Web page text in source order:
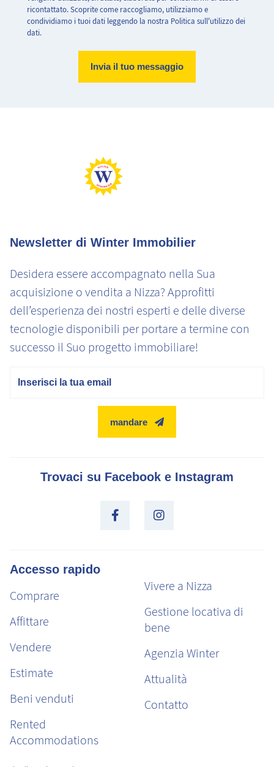
ricontattato. Scoprite come raccogliamo, utilizziamo e
condividiamo i tuoi dati leggendo la nostra Politica sull'utilizzo dei
dati.
Emissioni di CO2 molto elevate
Newsletter di Winter Immobilier
Desidera essere accompagnato nella Sua
acquisizione o vendita a Nizza? Approfitti
dell’esperienza dei nostri esperti e delle diverse
tecnologie disponibili per portare a termine con
successo il Suo progetto immobiliare!
mandare
Trovaci su Facebook e Instagram
Accesso rapido
Comprare
Affittare
Vendere
Estimate
Beni venduti
Rented
Accommodations
Vivere a Nizza
Gestione locativa di
bene
Agenzia Winter
Attualità
Contatto